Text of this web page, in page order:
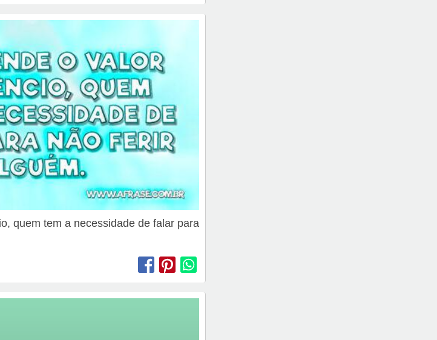
quem tem a necessidade de falar para